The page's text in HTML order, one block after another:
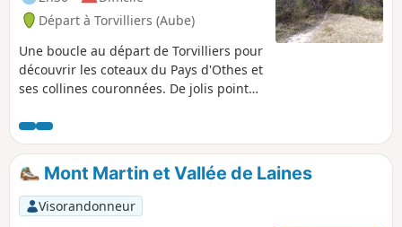
Départ à Torvilliers (Aube)
Une boucle au départ de Torvilliers pour
découvrir les coteaux du Pays d'Othes et
ses collines couronnées. De jolis points
plusieurs collines, en passant par les
bois.
Mont Martin et Vallée de Laines
Visorandonneur